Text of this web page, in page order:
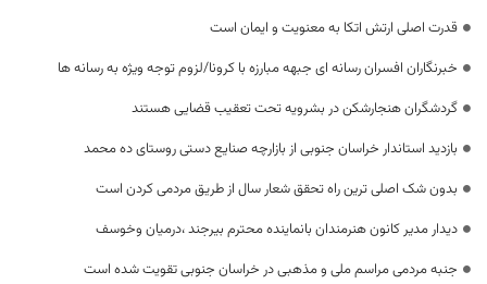
قدرت اصلی ارتش اتکا به معنویت و ایمان است
خبرنگاران افسران رسانه ای جبهه مبارزه با کرونا/لزوم توجه ویژه به رسانه ها
گردشگران هنجارشکن در بشرویه تحت تعقیب قضایی هستند
بازدید استاندار خراسان جنوبی از بازارچه صنایع دستی روستای ده محمد
بدون شک اصلی ترین راه تحقق شعار سال از طریق مردمی کردن است
دیدار مدیر کانون هنرمندان بانماینده محترم بیرجند ،درمیان وخوسف
جنبه مردمی مراسم ملی و مذهبی در خراسان جنوبی تقویت شده است